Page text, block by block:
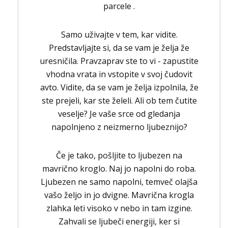
parcele .
Samo uživajte v tem, kar vidite.
Predstavljajte si, da se vam je želja že
uresničila. Pravzaprav ste to vi - zapustite
vhodna vrata in vstopite v svoj čudovit
avto. Vidite, da se vam je želja izpolnila, že
ste prejeli, kar ste želeli. Ali ob tem čutite
veselje? Je vaše srce od gledanja
napolnjeno z neizmerno ljubeznijo?
Če je tako, pošljite to ljubezen na
mavrično kroglo. Naj jo napolni do roba.
Ljubezen ne samo napolni, temveč olajša
vašo željo in jo dvigne. Mavrična krogla
zlahka leti visoko v nebo in tam izgine.
Zahvali se ljubeči energiji, ker si